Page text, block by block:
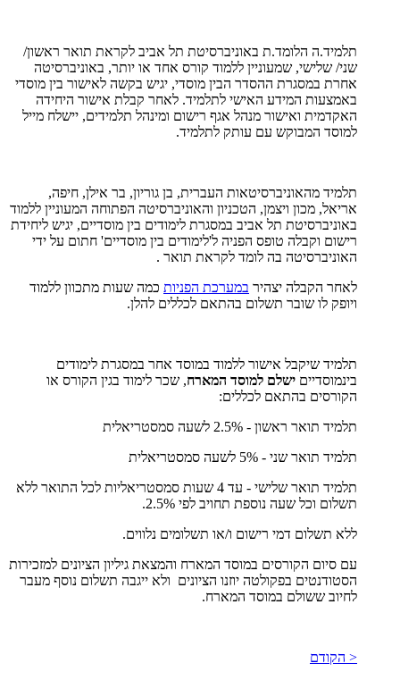
תלמיד.ה הלומד.ת באוניברסיטת תל אביב לקראת תואר ראשון/
שני/ שלישי, שמעוניין ללמוד קורס אחד או יותר, באוניברסיטה
אחרת במסגרת ההסדר הבין מוסדי, יגיש בקשה לאישור בין מוסדי
באמצעות המידע האישי לתלמיד. לאחר קבלת אישור היחידה
האקדמית ואישור מנהל אגף רישום ומינהל תלמידים, יישלח מייל
למוסד המבוקש עם עותק לתלמיד.
תלמיד מהאוניברסיטאות העברית, בן גוריון, בר אילן, חיפה,
אריאל, מכון ויצמן, הטכניון והאוניברסיטה הפתוחה המעוניין ללמוד
באוניברסיטת תל אביב במסגרת לימודים בין מוסדיים, יגיש ליחידת
רישום וקבלה טופס הפניה ל'לימודים בין מוסדיים' חתום על ידי
האוניברסיטה בה לומד לקראת תואר .
לאחר הקבלה יצהיר במערכת הפניות כמה שעות מתכוון ללמוד
ויופק לו שובר תשלום בהתאם לכללים להלן.
תלמיד שיקבל אישור ללמוד במוסד אחר במסגרת לימודים
בינמוסדיים ישלם למוסד המארח, שכר לימוד בגין הקורס או
הקורסים בהתאם לכללים:
תלמיד תואר ראשון - 2.5% לשעה סמסטריאלית
תלמיד תואר שני - 5% לשעה סמסטריאלית
תלמיד תואר שלישי - עד 4 שעות סמסטריאליות לכל התואר ללא
תשלום וכל שעה נוספת תחויב לפי 2.5%.
ללא תשלום דמי רישום ו/או תשלומים נלווים.
עם סיום הקורסים במוסד המארח והמצאת גיליון הציונים למזכירות
הסטודנטים בפקולטה יוזנו הציונים ולא ייגבה תשלום נוסף מעבר
לחיוב ששולם במוסד המארח.
< הקודם